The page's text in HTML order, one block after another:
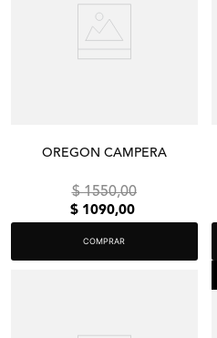
OREGON CAMPERA
$ 1550,00
$ 1090,00
COMPRAR